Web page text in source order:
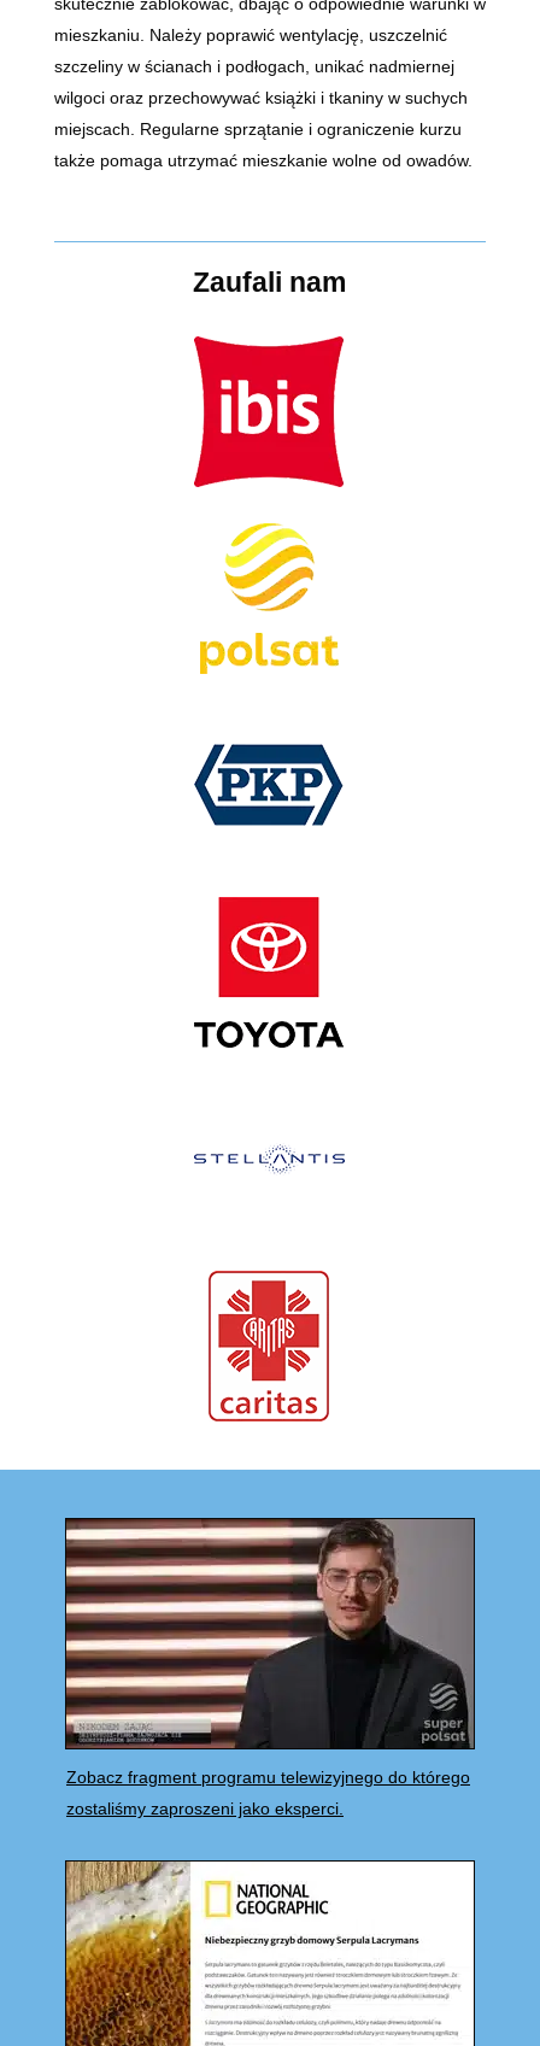
mieszkaniu. Należy poprawić wentylację, uszczelnić
szczeliny w ścianach i podłogach, unikać nadmiernej
wilgoci oraz przechowywać książki i tkaniny w suchych
miejscach. Regularne sprzątanie i ograniczenie kurzu
także pomaga utrzymać mieszkanie wolne od owadów.
Zaufali nam
Zobacz fragment programu telewizyjnego do którego
zostaliśmy zaproszeni jako eksperci.